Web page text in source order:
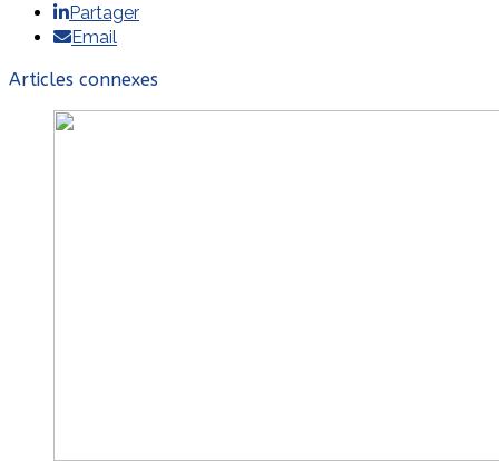
Partager
Email
Articles connexes